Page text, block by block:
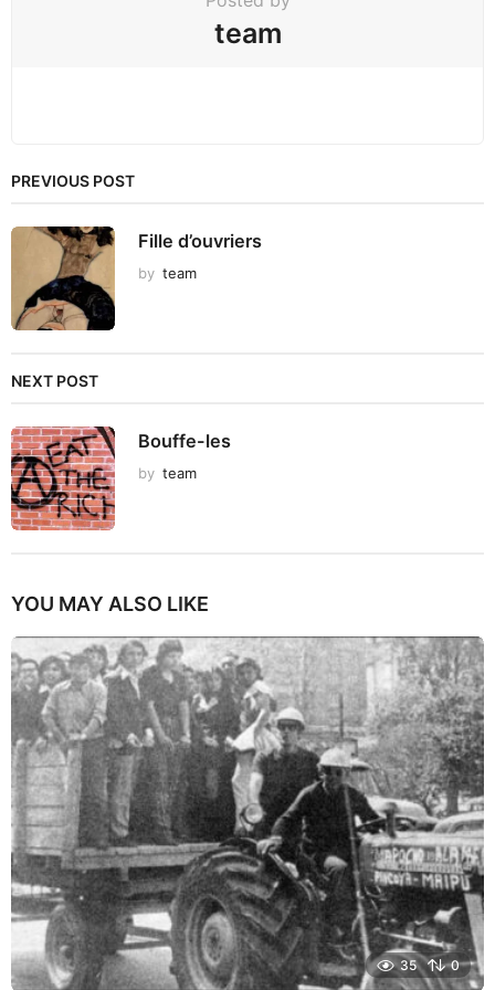
team
PREVIOUS POST
Fille d’ouvriers
by team
NEXT POST
Bouffe-les
by team
YOU MAY ALSO LIKE
35 0